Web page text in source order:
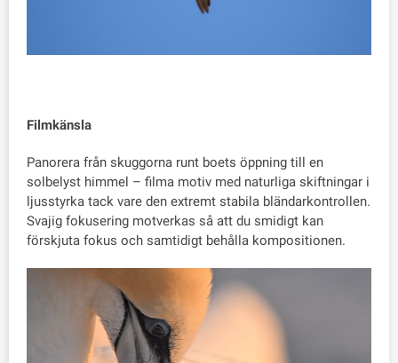
Filmkänsla
Panorera från skuggorna runt boets öppning till en
solbelyst himmel – filma motiv med naturliga skiftningar i
ljusstyrka tack vare den extremt stabila bländarkontrollen.
Svajig fokusering motverkas så att du smidigt kan
förskjuta fokus och samtidigt behålla kompositionen.